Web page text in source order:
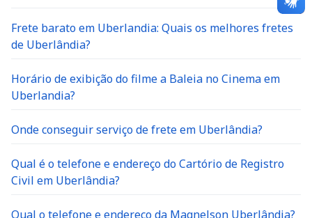
Frete barato em Uberlandia: Quais os melhores fretes
de Uberlândia?
Horário de exibição do filme a Baleia no Cinema em
Uberlandia?
Onde conseguir serviço de frete em Uberlândia?
Qual é o telefone e endereço do Cartório de Registro
Civil em Uberlândia?
Qual o telefone e endereço da Maqnelson Uberlândia?